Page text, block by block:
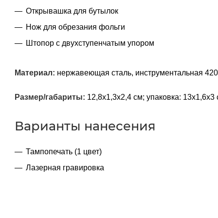
Открывашка для бутылок
Нож для обрезания фольги
Штопор с двухступенчатым упором
Материал: нержавеющая сталь, инструментальная 420
Размер/габариты: 12,8х1,3х2,4 см; упаковка: 13х1,6х3
Варианты нанесения
Тампопечать (1 цвет)
Лазерная гравировка